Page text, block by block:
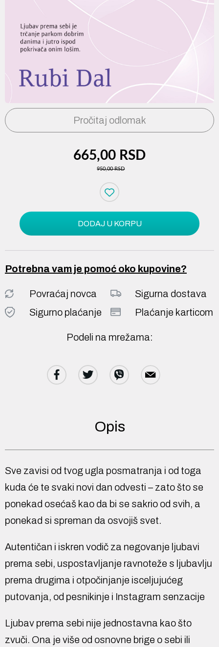
Pročitaj odlomak
665,00 RSD
950,00 RSD
DODAJ U KORPU
Potrebna vam je pomoć oko kupovine?
Povraćaj novca
Sigurna dostava
Sigurno plaćanje
Plaćanje karticom
Podeli na mrežama:
Opis
Sve zavisi od tvog ugla posmatranja i od toga
kuda će te svaki novi dan odvesti – zato što se
ponekad osećaš kao da bi se sakrio od svih, a
ponekad si spreman da osvojiš svet.
Autentičan i iskren vodič za negovanje ljubavi
prema sebi, uspostavljanje ravnoteže s ljubavlju
prema drugima i otpočinjanje isceljujućeg
putovanja, od pesnikinje i Instagram senzacije
Ljubav prema sebi nije jednostavna kao što
zvuči. Ona je više od osnovne brige o sebi ili